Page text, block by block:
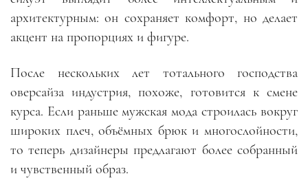
архитектурным: он сохраняет комфорт, но делает
акцент на пропорциях и фигуре.
После нескольких лет тотального господства
оверсайза индустрия, похоже, готовится к смене
курса. Если раньше мужская мода строилась вокруг
широких плеч, объёмных брюк и многослойности,
то теперь дизайнеры предлагают более собранный
и чувственный образ.